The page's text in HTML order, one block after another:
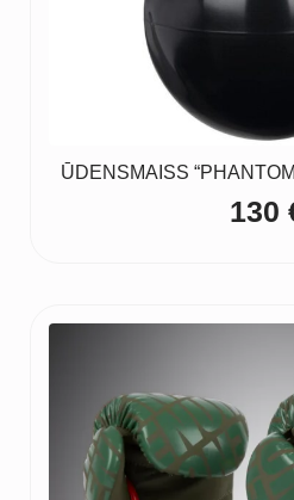
ŪDENSMAISS
130